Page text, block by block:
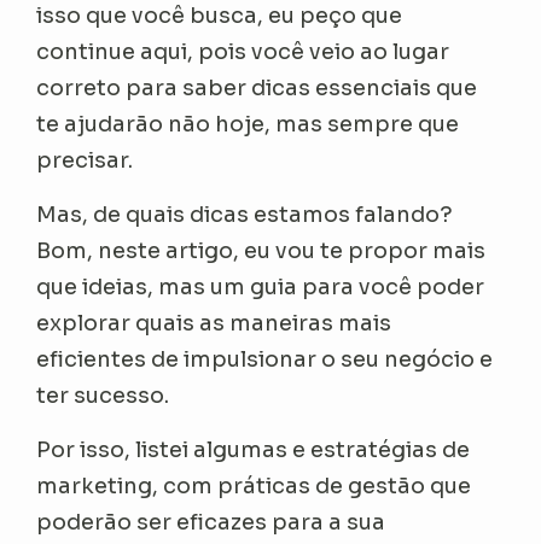
isso que você busca, eu peço que
continue aqui, pois você veio ao lugar
correto para saber dicas essenciais que
te ajudarão não hoje, mas sempre que
precisar.
Mas, de quais dicas estamos falando?
Bom, neste artigo, eu vou te propor mais
que ideias, mas um guia para você poder
explorar quais as maneiras mais
eficientes de impulsionar o seu negócio e
ter sucesso.
Por isso, listei algumas e estratégias de
marketing, com práticas de gestão que
poderão ser eficazes para a sua